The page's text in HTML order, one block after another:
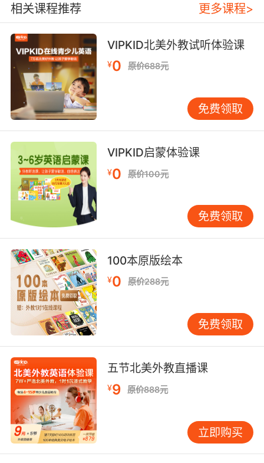
当单词和孩子的兴趣、情绪挂上钩，记忆就变成
了一件自然而然的事。 说完"遇见"，再说"使
用"。这是很多家庭英语启蒙里最容易被忽略的一
环。孩子读了很多书、听了很多音频，词汇量看
起来不小，但一到开口说或者动笔写的时候，那
些词就像躲起来了一样，怎么都想不起来。原因
很简单：输入和输出之间，隔着一道需要刻意练
习的坎。 让孩子"使用"单词，不一定要正襟危坐
地造句。生活中到处都是机会。逛超市的时候，
可以让孩子用学过的词描述看到的东西；看完一
集动画片，问问孩子刚才发生了什么，鼓励他用
上刚听到的词；甚至可以在家里搞一个小小的"英
语角"，每天花五分钟，全家人只用英语聊一件小
事。关键不在于说得有多准确，而在于让孩子的
大脑习惯"把单词调取出来用"这个动作。每成功
调取一次，这个单词在大脑里的神经连接就加固
一层。 还有一个绕不开的话题，就是复习的节
奏。很多家长让孩子背完单词就扔一边，等到周
末再来个"大复习"，结果发现忘得差不多了。这
不是记忆力不好，而是复习的时间点没踩对。大
脑的遗忘是有规律的，学完后的第一天忘得最
快，之后遗忘速度逐渐放缓。所以最省力的做法
是：当天学、当天复习，隔一天再复习一次，然
后隔三天、隔一周、隔一个月各复习一次。每次
复习花的时间都不长，但效果比集中突击好得
多。这个道理就像健身，每天练二十分钟比周末
猛练三小时更有效，也更不容易受伤。 把这些方
法串起来，一个完整的单词学习闭环就出来了：
先让孩子在有趣的阅读或视听材料里遇到新词，
在上下文里猜一猜意思，查一下确认，然后马上
相关课程推荐 更多课程>
VIPKID北美外教试听体验课
¥0 原价688元
免费领取
VIPKID启蒙体验课
¥0 原价100元
免费领取
100本原版绘本
¥0 原价288元
免费领取
五节北美外教直播课
¥9 原价888元
立即购买